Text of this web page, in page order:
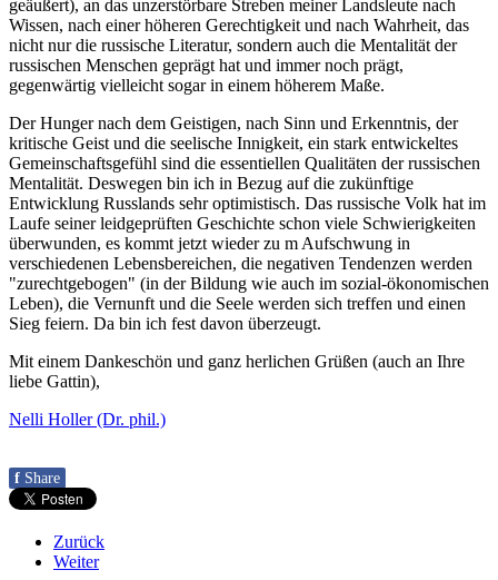
geäußert), an das unzerstörbare Streben meiner Landsleute nach
Wissen, nach einer höheren Gerechtigkeit und nach Wahrheit, das
nicht nur die russische Literatur, sondern auch die Mentalität der
russischen Menschen geprägt hat und immer noch prägt,
gegenwärtig vielleicht sogar in einem höherem Maße.
Der Hunger nach dem Geistigen, nach Sinn und Erkenntnis, der
kritische Geist und die seelische Innigkeit, ein stark entwickeltes
Gemeinschaftsgefühl sind die essentiellen Qualitäten der russischen
Mentalität. Deswegen bin ich in Bezug auf die zukünftige
Entwicklung Russlands sehr optimistisch. Das russische Volk hat im
Laufe seiner leidgeprüften Geschichte schon viele Schwierigkeiten
überwunden, es kommt jetzt wieder zu m Aufschwung in
verschiedenen Lebensbereichen, die negativen Tendenzen werden
"zurechtgebogen" (in der Bildung wie auch im sozial-ökonomischen
Leben), die Vernunft und die Seele werden sich treffen und einen
Sieg feiern. Da bin ich fest davon überzeugt.
Mit einem Dankeschön und ganz herlichen Grüßen (auch an Ihre
liebe Gattin),
Nelli Holler (Dr. phil.)
f Share
Zurück
Weiter